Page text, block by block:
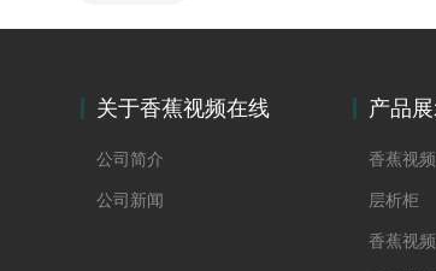
关于香蕉视频在线
公司简介
公司新闻
产品
香蕉视
层析柜
香蕉视